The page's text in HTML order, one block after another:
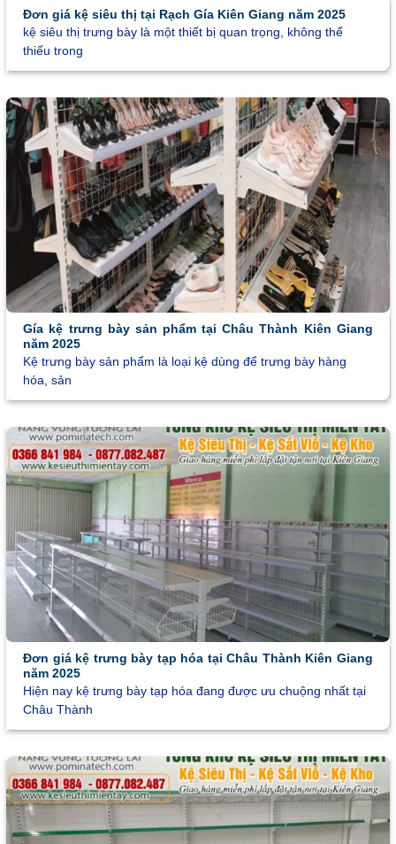
Đơn giá kệ siêu thị tại Rạch Gía Kiên Giang năm 2025
kệ siêu thị trưng bày là một thiết bị quan trọng, không thể
thiếu trong
Gía kệ trưng bày sản phẩm tại Châu Thành Kiên Giang
năm 2025
Kệ trưng bày sản phẩm là loại kệ dùng để trưng bày hàng
hóa, sản
Đơn giá kệ trưng bày tạp hóa tại Châu Thành Kiên Giang
năm 2025
Hiện nay kệ trưng bày tạp hóa đang được ưu chuộng nhất tại
Châu Thành